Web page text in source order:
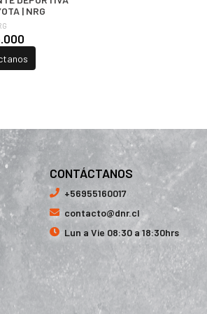
| NRG
CONTÁCTANOS
+56955160017
contacto@dnr.cl
Lun a Vie 08:30 a 18:30hrs